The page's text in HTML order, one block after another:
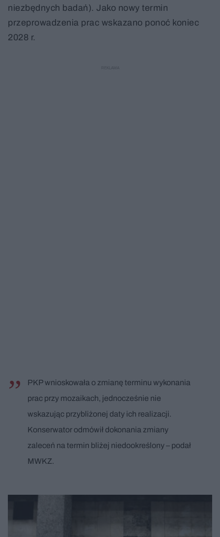
niezbędnych badań). Jako nowy termin
przeprowadzenia prac wskazano ponoć koniec
2028 r.
PKP wnioskowała o zmianę terminu wykonania
prac przy mozaikach, jednocześnie nie
wskazując przybliżonej daty ich realizacji.
Konserwator odmówił dokonania zmiany
zaleceń na termin bliżej niedookreślony – podał
MWKZ.